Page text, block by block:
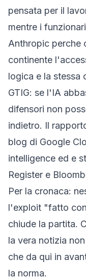
pensata per il
mentre i
Anthropic perche
continente
logica e la stessa
GTIG: se l'IA
difensori non
indietro. Il
blog di Google
intelligence ed e
Register e
Per la cronaca:
l'exploit "fatto
chiude la partita.
la vera notizia
che da qui in
la norma.